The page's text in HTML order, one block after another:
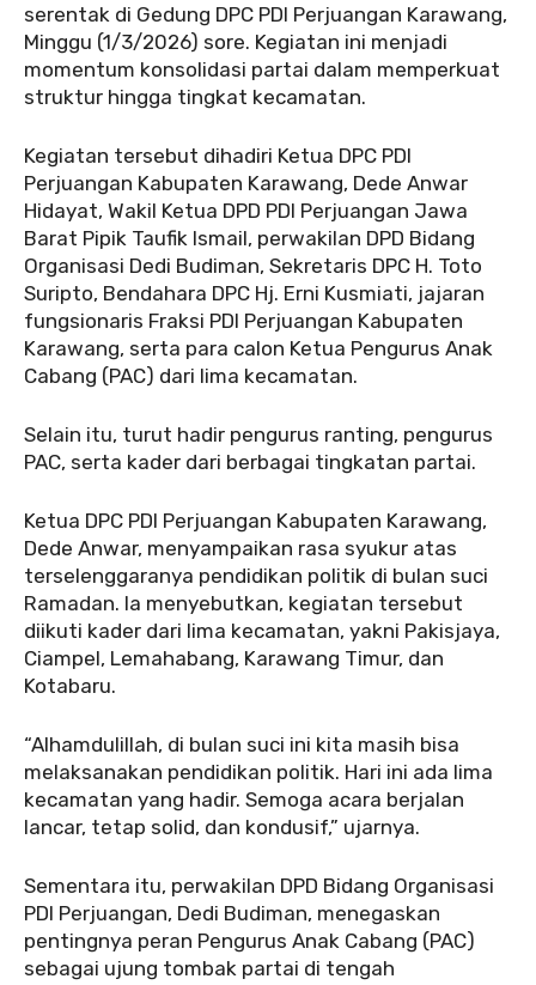
serentak di Gedung DPC PDI Perjuangan Karawang,
Minggu (1/3/2026) sore. Kegiatan ini menjadi
momentum konsolidasi partai dalam memperkuat
struktur hingga tingkat kecamatan.
Kegiatan tersebut dihadiri Ketua DPC PDI
Perjuangan Kabupaten Karawang, Dede Anwar
Hidayat, Wakil Ketua DPD PDI Perjuangan Jawa
Barat Pipik Taufik Ismail, perwakilan DPD Bidang
Organisasi Dedi Budiman, Sekretaris DPC H. Toto
Suripto, Bendahara DPC Hj. Erni Kusmiati, jajaran
fungsionaris Fraksi PDI Perjuangan Kabupaten
Karawang, serta para calon Ketua Pengurus Anak
Cabang (PAC) dari lima kecamatan.
Selain itu, turut hadir pengurus ranting, pengurus
PAC, serta kader dari berbagai tingkatan partai.
Ketua DPC PDI Perjuangan Kabupaten Karawang,
Dede Anwar, menyampaikan rasa syukur atas
terselenggaranya pendidikan politik di bulan suci
Ramadan. Ia menyebutkan, kegiatan tersebut
diikuti kader dari lima kecamatan, yakni Pakisjaya,
Ciampel, Lemahabang, Karawang Timur, dan
Kotabaru.
“Alhamdulillah, di bulan suci ini kita masih bisa
melaksanakan pendidikan politik. Hari ini ada lima
kecamatan yang hadir. Semoga acara berjalan
lancar, tetap solid, dan kondusif,” ujarnya.
Sementara itu, perwakilan DPD Bidang Organisasi
PDI Perjuangan, Dedi Budiman, menegaskan
pentingnya peran Pengurus Anak Cabang (PAC)
sebagai ujung tombak partai di tengah